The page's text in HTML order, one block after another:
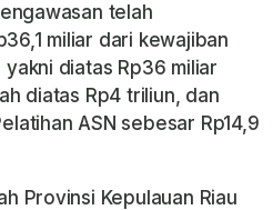
telah
miliar dari kewajiban
diatas Rp36 miliar
diatas Rp4 triliun, dan
ASN sebesar Rp14,9
Provinsi Kepulauan Riau